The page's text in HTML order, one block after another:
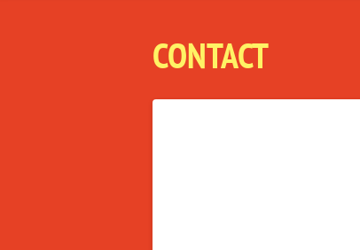
CONTACT